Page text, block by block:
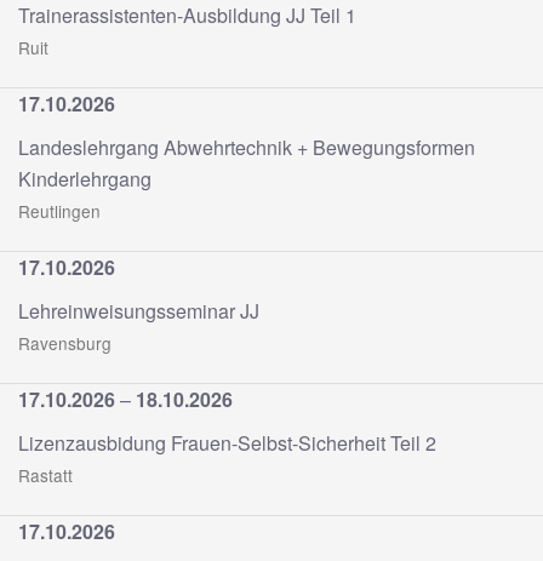
Trainerassistenten-Ausbildung JJ Teil 1
Ruit
17.10.2026
Landeslehrgang Abwehrtechnik + Bewegungsformen
Kinderlehrgang
Reutlingen
17.10.2026
Lehreinweisungsseminar JJ
Ravensburg
17.10.2026– 18.10.2026
Lizenzausbidung Frauen-Selbst-Sicherheit Teil 2
Rastatt
17.10.2026